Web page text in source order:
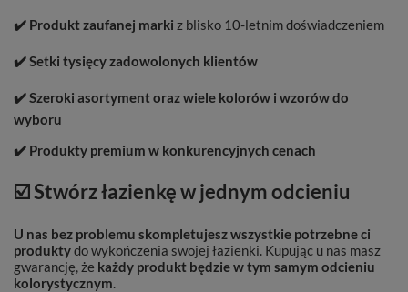
✔️ Produkt zaufanej marki z blisko 10-letnim doświadczeniem
✔️ Setki tysięcy zadowolonych klientów
✔️ Szeroki asortyment oraz wiele kolorów i wzorów do
wyboru
✔️ Produkty premium w konkurencyjnych cenach
☑️ Stwórz łazienkę w jednym odcieniu
U nas bez problemu skompletujesz wszystkie potrzebne ci
produktydo wykończenia swojej łazienki. Kupując u nas masz
gwarancję, że każdy produkt będzie w tym samym odcieniu
kolorystycznym.